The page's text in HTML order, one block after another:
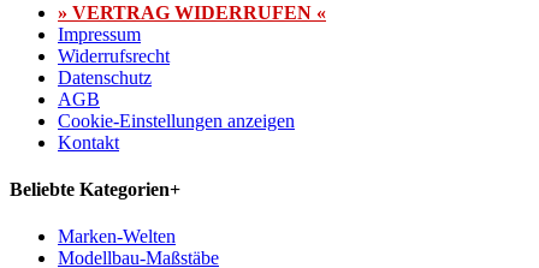
» VERTRAG WIDERRUFEN «
Impressum
Widerrufsrecht
Datenschutz
AGB
Cookie-Einstellungen anzeigen
Kontakt
Beliebte Kategorien+
Marken-Welten
Modellbau-Maßstäbe